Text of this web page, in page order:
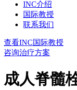
INC介绍
国际教授
联系我们
查看INC国际教授
咨询治疗方案
成人脊髓